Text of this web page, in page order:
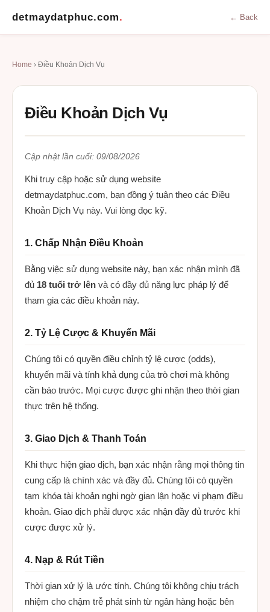
detmaydatphuc.com. ← Back
Home › Điều Khoản Dịch Vụ
Điều Khoản Dịch Vụ
Cập nhật lần cuối: 09/08/2026
Khi truy cập hoặc sử dụng website
detmaydatphuc.com, bạn đồng ý tuân theo các Điều
Khoản Dịch Vụ này. Vui lòng đọc kỹ.
1. Chấp Nhận Điều Khoản
Bằng việc sử dụng website này, bạn xác nhận mình đã
đủ 18 tuổi trở lên và có đầy đủ năng lực pháp lý để
tham gia các điều khoản này.
2. Tỷ Lệ Cược & Khuyến Mãi
Chúng tôi có quyền điều chỉnh tỷ lệ cược (odds),
khuyến mãi và tính khả dụng của trò chơi mà không
cần báo trước. Mọi cược được ghi nhận theo thời gian
thực trên hệ thống.
3. Giao Dịch & Thanh Toán
Khi thực hiện giao dịch, bạn xác nhận rằng mọi thông tin
cung cấp là chính xác và đầy đủ. Chúng tôi có quyền
tạm khóa tài khoản nghi ngờ gian lận hoặc vi phạm điều
khoản. Giao dịch phải được xác nhận đầy đủ trước khi
cược được xử lý.
4. Nạp & Rút Tiền
Thời gian xử lý là ước tính. Chúng tôi không chịu trách
nhiệm cho chậm trễ phát sinh từ ngân hàng hoặc bên